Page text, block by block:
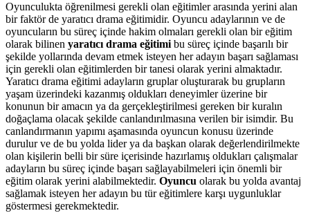
Oyunculukta öğrenilmesi gerekli olan eğitimler arasında yerini alan
bir faktör de yaratıcı drama eğitimidir. Oyuncu adaylarının ve de
oyuncuların bu süreç içinde hakim olmaları gerekli olan bir eğitim
olarak bilinen yaratıcı drama eğitimibu süreç içinde başarılı bir
şekilde yollarında devam etmek isteyen her adayın başarı sağlaması
için gerekli olan eğitimlerden bir tanesi olarak yerini almaktadır.
Yaratıcı drama eğitimi adayların gruplar oluşturarak bu grupların
yaşam üzerindeki kazanmış oldukları deneyimler üzerine bir
konunun bir amacın ya da gerçekleştirilmesi gereken bir kuralın
doğaçlama olacak şekilde canlandırılmasına verilen bir isimdir. Bu
canlandırmanın yapımı aşamasında oyuncun konusu üzerinde
durulur ve de bu yolda lider ya da başkan olarak değerlendirilmekte
olan kişilerin belli bir süre içerisinde hazırlamış oldukları çalışmalar
adayların bu süreç içinde başarı sağlayabilmeleri için önemli bir
eğitim olarak yerini alabilmektedir. Oyuncu olarak bu yolda avantaj
sağlamak isteyen her adayın bu tür eğitimlere karşı uygunluklar
göstermesi gerekmektedir.